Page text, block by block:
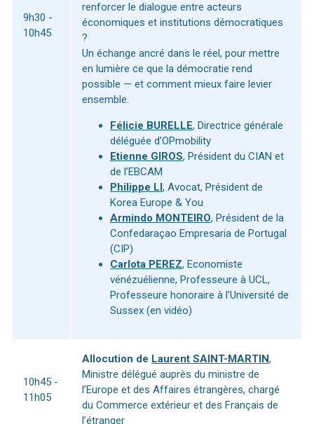
9h30 -
10h45
renforcer le dialogue entre acteurs
économiques et institutions démocratiques
?
Un échange ancré dans le réel, pour mettre
en lumière ce que la démocratie rend
possible — et comment mieux faire levier
ensemble.
Félicie BURELLE, Directrice générale
déléguée d’OPmobility
Etienne GIROS, Président du CIAN et
de l’EBCAM
Philippe LI, Avocat, Président de
Korea Europe & You
Armindo MONTEIRO, Président de la
Confedaraçao Empresaria de Portugal
(CIP)
Carlota PEREZ, Economiste
vénézuélienne, Professeure à UCL,
Professeure honoraire à l’Université de
Sussex (en vidéo)
10h45 -
11h05
Allocution de Laurent SAINT-MARTIN,
Ministre délégué auprès du ministre de
l’Europe et des Affaires étrangères, chargé
du Commerce extérieur et des Français de
l’étranger